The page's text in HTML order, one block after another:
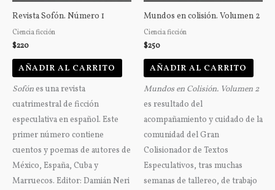
Revista Sofón. Número 1
Ciencia ficción
$220
AÑADIR AL CARRITO
Sofónes una revista
cuatrimestral de ficción
especulativa en español. Este
primer número contiene
cuentos y poemas de autores de
México, España, Cuba y
Marruecos. Editor: Damián Neri
Mundos en colisión. Volumen 2
Ciencia ficción
$250
AÑADIR AL CARRITO
Mundos en Colisión. Volumen 2
es resultado del
acompañamiento y cuidado de la
comunidad del Gran
Colisionador de Textos
Especulativos, tras muchas
semanas de tallereo, de trabajo